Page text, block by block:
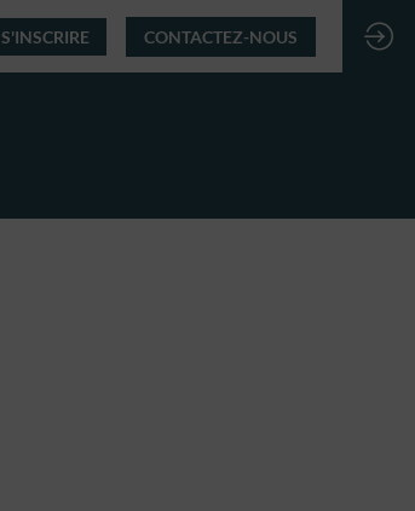
S'INSCRIRE CONTACTEZ-NOUS